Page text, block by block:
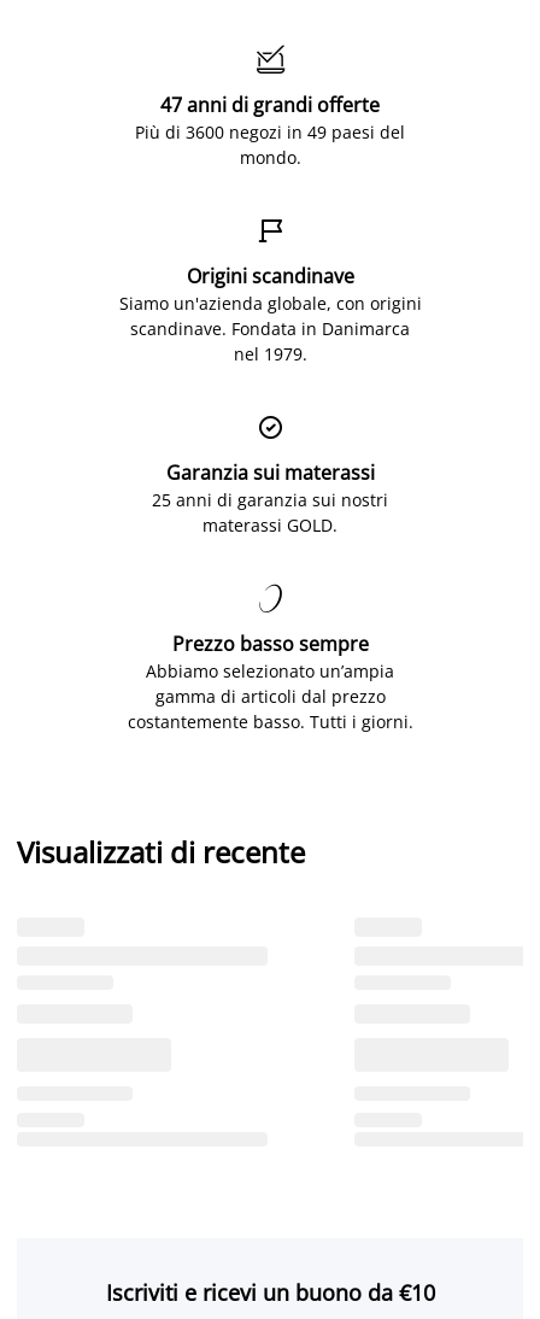

47 anni di grandi offerte
Più di 3600 negozi in 49 paesi del
mondo.

Origini scandinave
Siamo un'azienda globale, con origini
scandinave. Fondata in Danimarca
nel 1979.

Garanzia sui materassi
25 anni di garanzia sui nostri
materassi GOLD.

Prezzo basso sempre
Abbiamo selezionato un’ampia
gamma di articoli dal prezzo
costantemente basso. Tutti i giorni.
Visualizzati di recente
Iscriviti e ricevi un buono da €10